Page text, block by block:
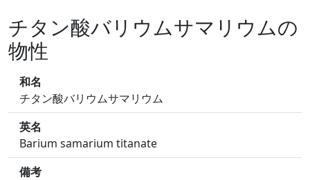
チタン酸バリウムサマリウムの
物性
和名
チタン酸バリウムサマリウム
英名
Barium samarium titanate
備考